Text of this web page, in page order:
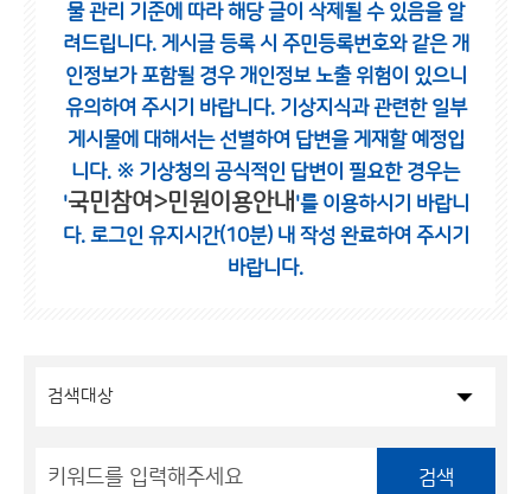
물 관리 기준에 따라 해당 글이 삭제될 수 있음을 알
려드립니다. 게시글 등록 시 주민등록번호와 같은 개
인정보가 포함될 경우 개인정보 노출 위험이 있으니
유의하여 주시기 바랍니다. 기상지식과 관련한 일부
게시물에 대해서는 선별하여 답변을 게재할 예정입
니다. ※ 기상청의 공식적인 답변이 필요한 경우는
'국민참여>민원이용안내 '를 이용하시기 바랍니
다. 로그인 유지시간(10분) 내 작성 완료하여 주시기
바랍니다.
검색